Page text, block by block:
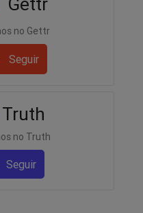
no Gettr
Seguir
Truth
no Truth
Seguir